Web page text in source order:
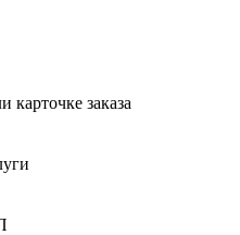
карточке заказа